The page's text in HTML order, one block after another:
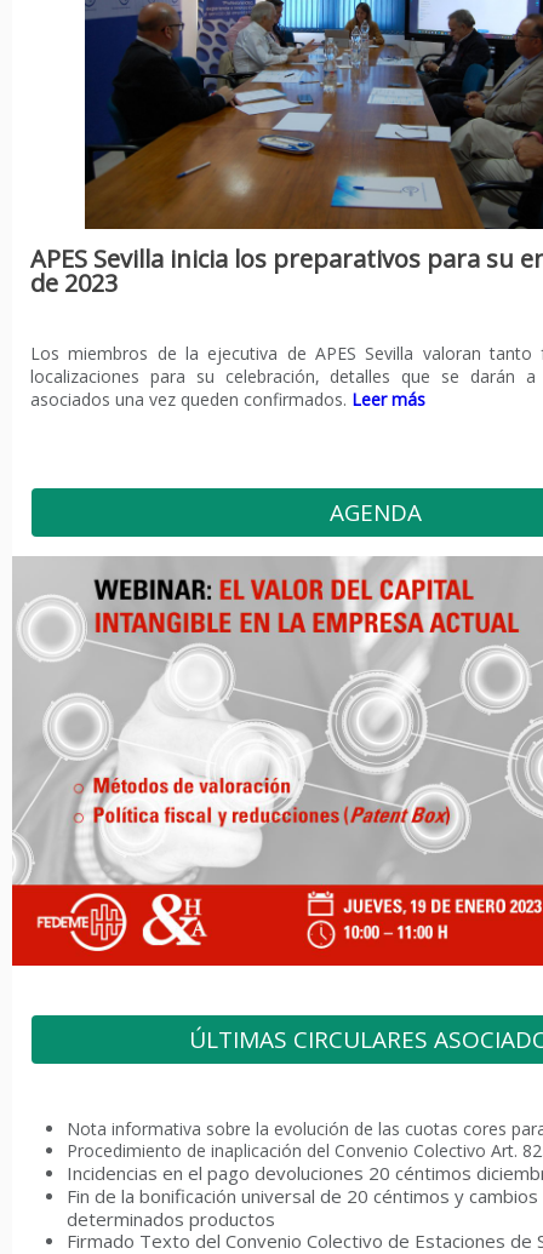
APES Sevilla inicia los preparativos para su
de 2023
Los miembros de la ejecutiva de APES Sevilla valoran tanto
localizaciones para su celebración, detalles que se darán
asociados una vez queden confirmados. Leermás
AGENDA
ÚLTIMAS CIRCULARES
Nota informativa sobre la evolución de las cuotas cores
Procedimiento de inaplicación del Convenio Colectivo Art.
Incidencias en el pago devoluciones 20 céntimos
Fin de la bonificación universal de 20 céntimos y
determinados productos
Firmado Texto del Convenio Colectivo de Estaciones de